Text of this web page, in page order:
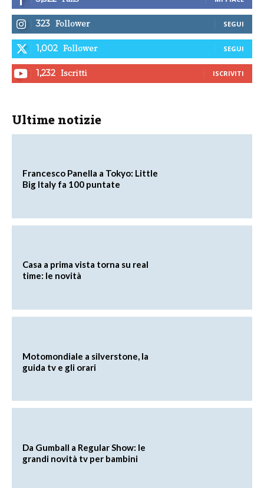
323 Follower SEGUI
1,002 Follower SEGUI
1,232 Iscritti ISCRIVITI
Ultime notizie
Francesco Panella a Tokyo: Little
Big Italy fa 100 puntate
Casa a prima vista torna su real
time: le novità
Motomondiale a silverstone, la
guida tv e gli orari
Da Gumball a Regular Show: le
grandi novità tv per bambini